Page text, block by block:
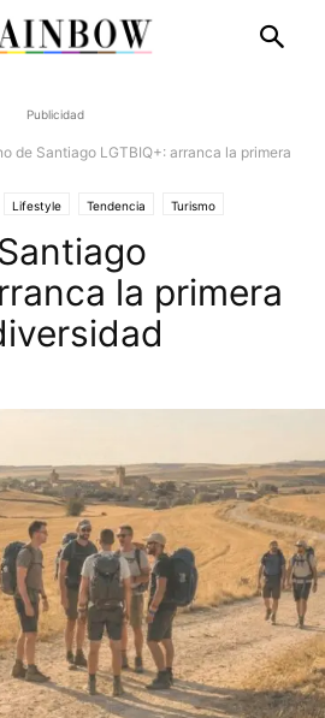
Publicidad
de Santiago LGTBIQ+: arranca la primera
Lifestyle Tendencia Turismo
la primera